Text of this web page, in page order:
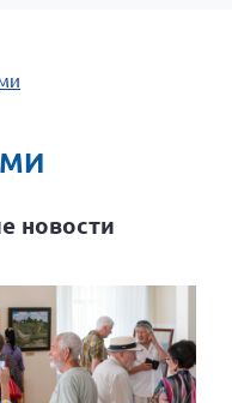
новости